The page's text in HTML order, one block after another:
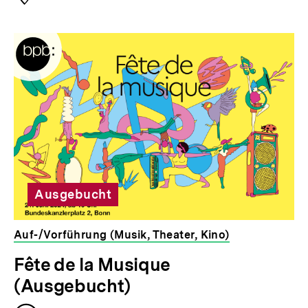
Ausgebucht
Auf-/Vorführung (Musik, Theater, Kino)
veranstaltet
von
der
bpb
Fête de la Musique
(Ausgebucht)